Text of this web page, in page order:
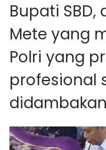
Bupati SBD,
Mete yang
Polri yang
profesional